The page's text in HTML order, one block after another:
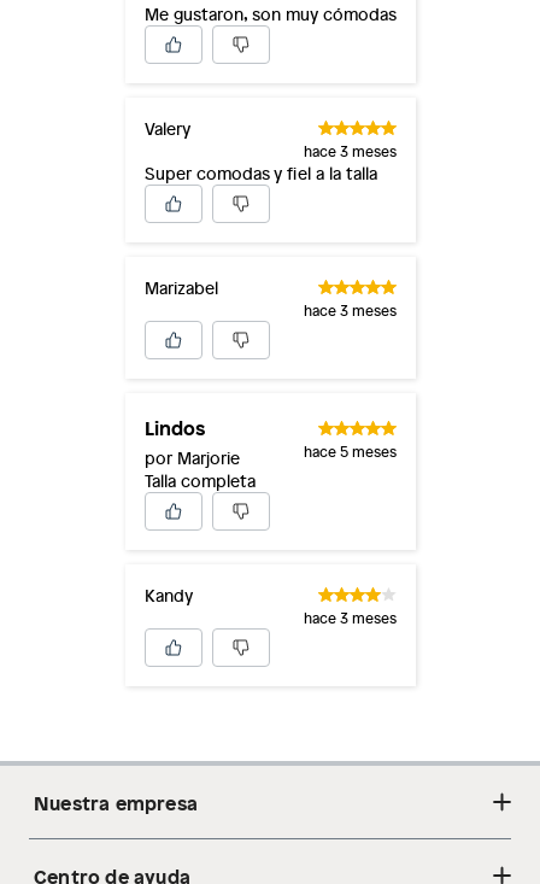
Me gustaron, son muy cómodas
Valery
hace 3 meses
Super comodas y fiel a la talla
Marizabel
hace 3 meses
Lindos
por Marjorie hace 5 meses
Talla completa
Kandy
hace 3 meses
Nuestra empresa
Acerca de nosotros
Centro de ayuda